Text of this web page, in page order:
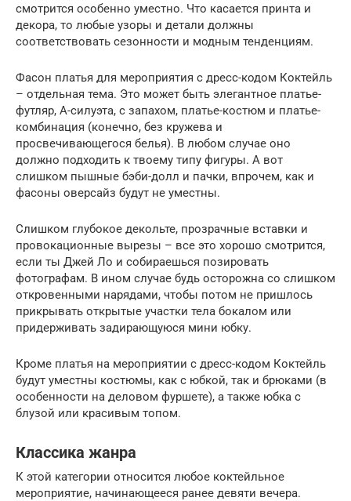
смотрится особенно уместно. Что касается принта и
декора, то любые узоры и детали должны
соответствовать сезонности и модным тенденциям.
Фасон платья для мероприятия с дресс-кодом Коктейль
– отдельная тема. Это может быть элегантное платье-
футляр, А-силуэта, с запахом, платье-костюм и платье-
комбинация (конечно, без кружева и
просвечивающегося белья). В любом случае оно
должно подходить к твоему типу фигуры. А вот
слишком пышные бэби-долл и пачки, впрочем, как и
фасоны оверсайз будут не уместны.
Слишком глубокое декольте, прозрачные вставки и
провокационные вырезы – все это хорошо смотрится,
если ты Джей Ло и собираешься позировать
фотографам. В ином случае будь осторожна со слишком
откровенными нарядами, чтобы потом не пришлось
прикрывать открытые участки тела бокалом или
придерживать задирающуюся мини юбку.
Кроме платья на мероприятии с дресс-кодом Коктейль
будут уместны костюмы, как с юбкой, так и брюками (в
особенности на деловом фуршете), а также юбка с
блузой или красивым топом.
Классика жанра
К этой категории относится любое коктейльное
мероприятие, начинающееся ранее девяти вечера.